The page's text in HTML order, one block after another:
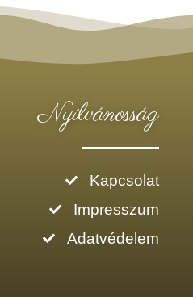
Nyilvánosság
Kapcsolat
Impresszum
Adatvédelem